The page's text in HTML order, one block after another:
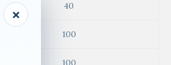
40
100
100
×